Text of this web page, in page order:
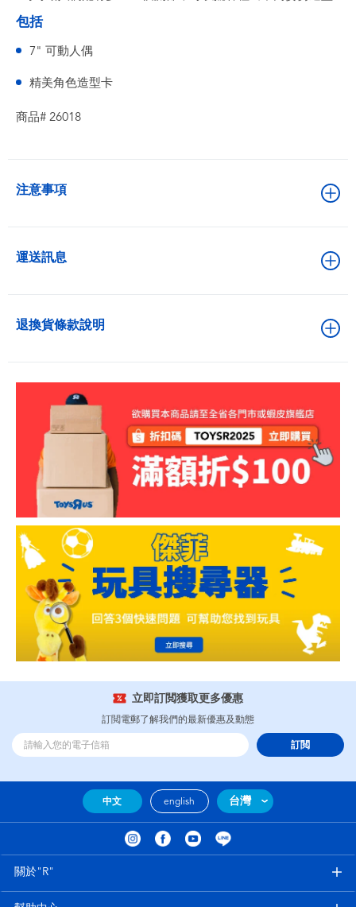
生活雜貨
包括
7" 可動人偶
精美角色造型卡
商品# 26018
注意事項
運送訊息
退換貨條款說明
立即訂閲獲取更多優惠
訂閲電郵了解我們的最新優惠及動態
訂閲
中文 english 台灣
關於"R"